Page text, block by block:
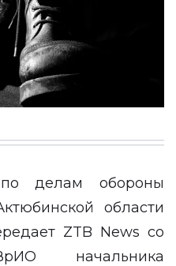
делам обороны
области
ZTB News со
начальника